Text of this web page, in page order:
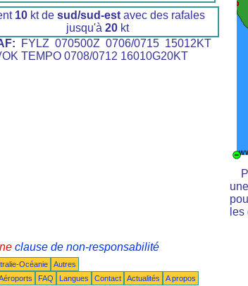
10 kt de sud/sud-est avec des rafales
jusqu'à 20kt
FYLZ 070500Z 0706/0715 15012KT
TEMPO 0708/0712 16010G20KT
clause de non-responsabilité
Océanie
Autres
FAQ Langues Contact Actualités A propos